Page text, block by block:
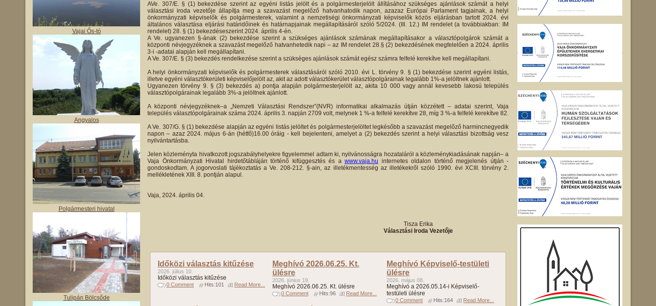
Vajai Ős-tó
Angyalos
Polgármesteri hivatal
Tulipán Bölcsőde
AVe. 307/E. § (1) bekezdése szerint az egyéni listás jelölt és a polgármesterjelölt állításához szükséges ajánlások számát a helyi
választási iroda vezetője állapítja meg a szavazást megelőző hatvanhatodik napon, azazaz Európai Parlament tagjainak, a helyi
önkormányzati képviselők és polgármesterek, valamint a nemzetiségi önkormányzati képviselők közös eljárásban tartott 2024. évi
általános választása eljárási határidőinek és határnapjainak megállapításáról szóló 5/2024. (III. 12.) IM rendelet (a továbbiakban: IM
rendelet) 28. § (1) bekezdéseszerint 2024. április 4-én.
A Ve. ugyanezen §-ának (2) bekezdése szerint a szükséges ajánlások számának megállapításakor a választópolgárok számát a
központi névjegyzéknek a szavazást megelőző hatvanhetedik napi – az IM rendelet 28.§ (2) bekezdésének megfelelően a 2024. április
3-i -adatai alapján kell megállapítani.
A Ve. 307/E. § (3) bekezdés rendelkezése szerint a szükséges ajánlások számát egész számra felfelé kerekítve kell megállapítani.
A helyi önkormányzati képviselők és polgármesterek választásáról szóló 2010. évi L. törvény 9. § (1) bekezdése szerint egyéni listás,
illetve egyéni választókerületi képviselőjelölt az, akit az adott választókerület választópolgárainak legalább 1%-a jelöltnek ajánlott.
Ugyanezen törvény 9. § (3) bekezdés a) pontja alapján polgármesterjelölt az, akita 10 000 vagy annál kevesebb lakosú település
választópolgárainak legalább 3%-a jelöltnek ajánlott.
A központi névjegyzéknek–a „Nemzeti Választási Rendszer”(NVR) informatikai alkalmazás útján közzétett – adatai szerint, Vaja
település választópolgárainak száma 2024. április 3. napján 2709 volt, melynek 1 %-a felfelé kerekítve 28, míg 3 %-a felfelé kerekítve 82.
A Ve. 307/G. § (1) bekezdése alapján az egyéni listás jelöltet és polgármesterjelöltet legkésőbb a szavazást megelőző harmincnegyedik
napon – azaz 2024. május 6-án (hétfő)16.00 óráig - kell bejelenteni, amelyet a (2) bekezdés szerint a helyi választási bizottság vesz
nyilvántartásba.
Jelen közleményta hivatkozott jogszabályhelyekre figyelemmel adtam ki, nyilvánosságra hozataláról a közleménykiadásának napján– a
Vaja Önkormányzati Hivatal hirdetőtábláján történő kifüggesztés és a www.vaja.hu internetes oldalon történő megjelenés útján -
gondoskodtam. A jogorvoslati tájékoztatás a Ve. 208-212. §-ain, az illetékmentesség az illetékekről szóló 1990. évi XCIII. törvény 2.
mellékletének XIII. 8. pontján alapul.
Vaja, 2024. április 04.
Tisza Erika
Választási Iroda Vezetője
Időközi választás kitűzése
2026. július 10.
Időközi választás kitűzése
0 Comment Hits:101 Read More...
Meghívó 2026.06.25. Kt.
ülésre
2026. június 19.
Meghívó 2026.06.25. Kt. ülésre
0 Comment Hits:96 Read More...
Meghívó Képviselő-testületi
ülésre
2026. május 08.
Meghívó a 2026.05.14-i Képviselő-
testületi ülésre
0 Comment Hits:164 Read More...